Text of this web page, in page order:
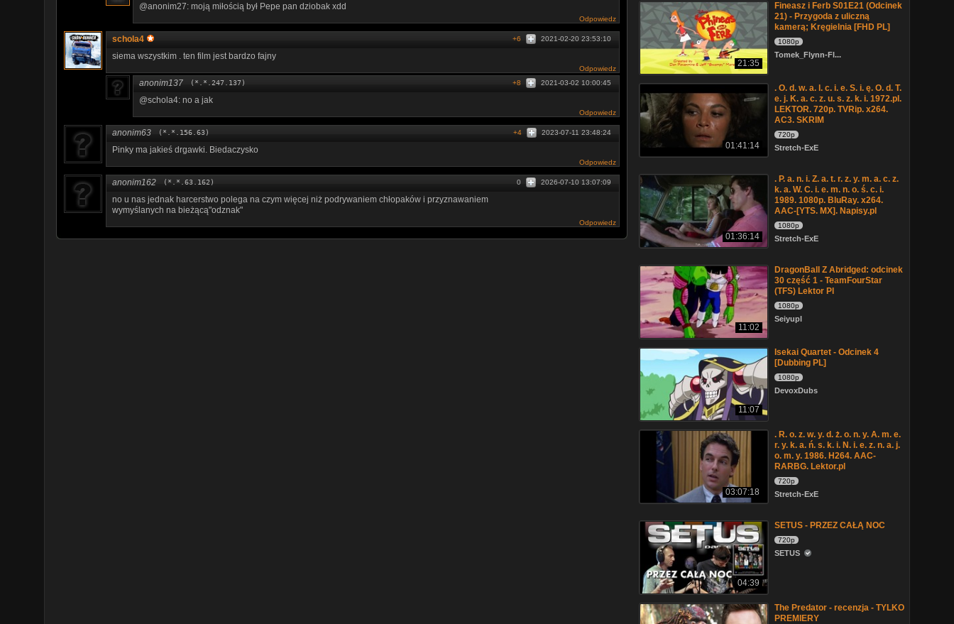
@anonim27: moją miłością był Pepe pan dziobak xdd
Odpowiedz
schola4 2021-02-20 23:53:10
+6
siema wszystkim . ten film jest bardzo fajny
Odpowiedz
anonim137 (*.*.247.137) 2021-03-02 10:00:45
+8
@schola4: no a jak
Odpowiedz
anonim63 (*.*.156.63) 2023-07-11 23:48:24
+4
Pinky ma jakieś drgawki. Biedaczysko
Odpowiedz
anonim162 (*.*.63.162) 2026-07-10 13:07:09
0
no u nas jednak harcerstwo polega na czym więcej niż podrywaniem chłopaków i przyznawaniem
wymyślanych na bieżącą"odznak"
Odpowiedz
21:35
Fineasz i Ferb S01E21 (Odcinek
21) - Przygoda z uliczną
kamerą; Kręgielnia [FHD PL]
1080p
Tomek_Flynn-Fl...
01:41:14
. O. d. w. a. l. c. i. e. S. i. ę. O. d. T.
e. j. K. a. c. z. u. s. z. k. i. 1972.pl.
LEKTOR. 720p. TVRip. x264.
AC3. SKRIM
720p
Stretch-ExE
01:36:14
. P. a. n. i. Z. a. t. r. z. y. m. a. c. z.
k. a. W. C. i. e. m. n. o. ś. c. i.
1989. 1080p. BluRay. x264.
AAC-[YTS. MX]. Napisy.pl
1080p
Stretch-ExE
11:02
DragonBall Z Abridged: odcinek
30 część 1 - TeamFourStar
(TFS) Lektor Pl
1080p
Seiyupl
11:07
Isekai Quartet - Odcinek 4
[Dubbing PL]
1080p
DevoxDubs
03:07:18
. R. o. z. w. y. d. ż. o. n. y. A. m. e.
r. y. k. a. ń. s. k. i. N. i. e. z. n. a. j.
o. m. y. 1986. H264. AAC-
RARBG. Lektor.pl
720p
Stretch-ExE
04:39
SETUS - PRZEZ CAŁĄ NOC
720p
SETUS
The Predator - recenzja - TYLKO
PREMIERY